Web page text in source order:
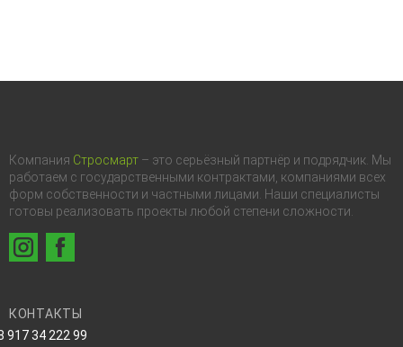
Компания Стросмарт – это серьёзный партнёр и подрядчик. Мы
работаем с государственными контрактами, компаниями всех
форм собственности и частными лицами. Наши специалисты
готовы реализовать проекты любой степени сложности.
КОНТАКТЫ
917 34 222 99